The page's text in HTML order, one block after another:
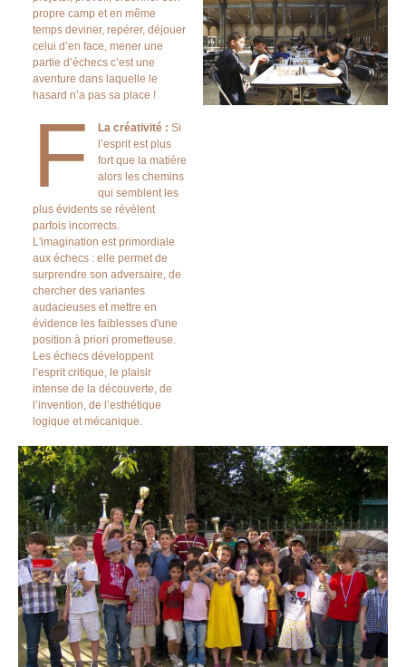
propre camp et en même
temps deviner, repérer, déjouer
celui d’en face, mener une
partie d’échecs c’est une
aventure dans laquelle le
hasard n’a pas sa place !
F La créativité :Si
l’esprit est plus
fort que la matière
alors les chemins
qui semblent les
plus évidents se révèlent
parfois incorrects.
L'imagination est primordiale
aux échecs : elle permet de
surprendre son adversaire, de
chercher des variantes
audacieuses et mettre en
évidence les faiblesses d'une
position à priori prometteuse.
Les échecs développent
l’esprit critique, le plaisir
intense de la découverte, de
l’invention, de l’esthétique
logique et mécanique.